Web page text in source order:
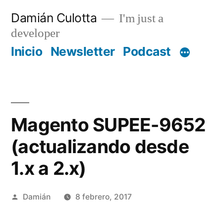
contenido
Damián Culotta
I'm just a
developer
Inicio Newsletter Podcast
Magento SUPEE-9652
(actualizando desde
1.x a 2.x)
Publicado
Damián 8 febrero, 2017